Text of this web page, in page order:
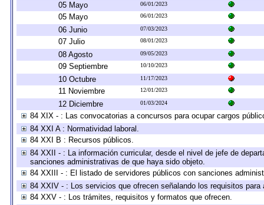
05 Mayo 06/01/2023
05 Mayo 06/01/2023
06 Junio 07/03/2023
07 Julio 08/01/2023
08 Agosto 09/05/2023
09 Septiembre 10/10/2023
10 Octubre 11/17/2023
11 Noviembre 12/01/2023
12 Diciembre 01/03/2024
84 XIX - : Las convocatorias a concursos para ocupar cargos
84 XXI A : Normatividad laboral.
84 XXI B : Recursos públicos.
84 XXII - : La información curricular, desde el nivel de jefe de
sanciones administrativas de que haya sido objeto.
84 XXIII - : El listado de servidores públicos con sanciones
84 XXIV - : Los servicios que ofrecen señalando los requisitos para
84 XXV - : Los trámites, requisitos y formatos que ofrecen.